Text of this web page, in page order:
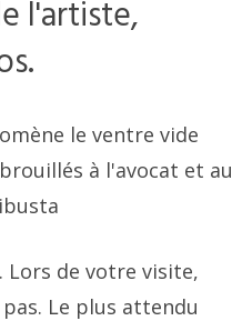
l'artiste,
le ventre vide
à l'avocat et au
Lors de votre visite,
Le plus attendu